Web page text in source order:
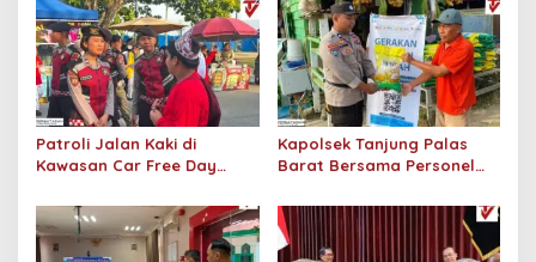
s
i
p
o
s
Patroli Jalan Kaki di
Kawasan Car Free Day
Berikan Rasa Aman kepada
Masyarakat
Kapolsek Tanjung Palas
Barat Bersama Personel
Salurkan Beras SPHP
Kepada Masyarakat